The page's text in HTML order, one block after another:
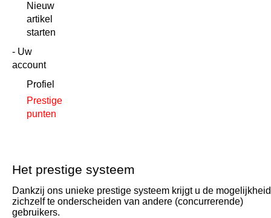
Nieuw
artikel
starten
Uw
account
Profiel
Prestige
punten
Het prestige systeem
Dankzij ons unieke prestige systeem krijgt u de mogelijkheid
zichzelf te onderscheiden van andere (concurrerende)
gebruikers.